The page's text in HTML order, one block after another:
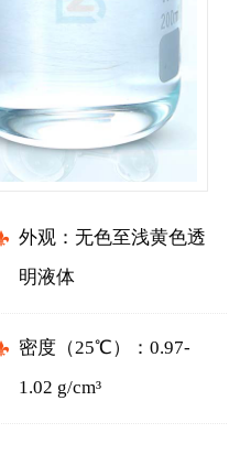
外观：无色至浅黄色透
明液体
密度（25℃）：0.97-
1.02 g/cm³